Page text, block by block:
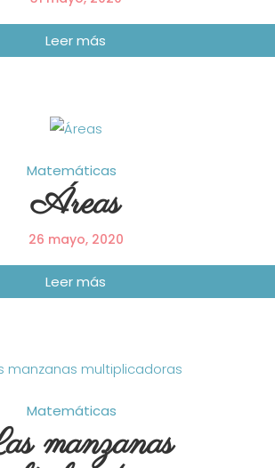
Matemáticas
Áreas
26 mayo, 2020
Matemáticas
manzanas